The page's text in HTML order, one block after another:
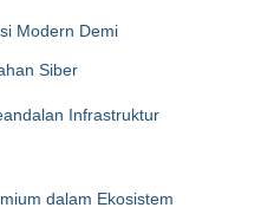
Modern Demi
Siber
Infrastruktur
dalam Ekosistem